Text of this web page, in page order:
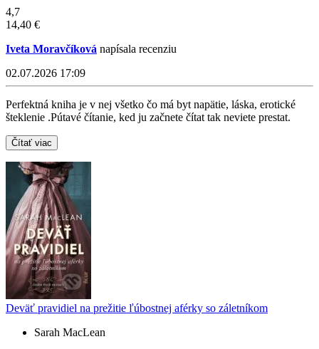
4,7
14,40 €
Iveta Moravčíková napísala recenziu
02.07.2026 17:09
Perfektná kniha je v nej všetko čo má byt napätie, láska, erotické
šteklenie .Pútavé čítanie, ked ju začnete čítat tak neviete prestat.
Čítať viac
Deväť pravidiel na prežitie ľúbostnej aférky so záletníkom
Sarah MacLean